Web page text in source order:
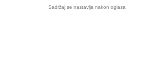
Sadržaj se nastavlja nakon oglasa